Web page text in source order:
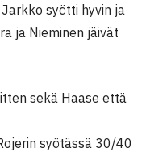
syötti hyvin ja
ja Nieminen jäivät
sekä Haase että
syötässä 30/40